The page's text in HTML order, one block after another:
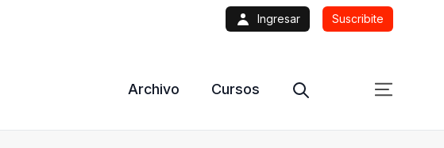
Ingresar Suscribite
Archivo Cursos